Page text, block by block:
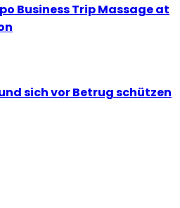
Business Trip Massage at
sich vor Betrug schützen